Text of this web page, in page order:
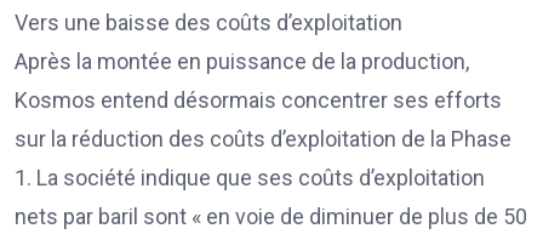
Vers une baisse des coûts d’exploitation
Après la montée en puissance de la production,
Kosmos entend désormais concentrer ses efforts
sur la réduction des coûts d’exploitation de la Phase
1. La société indique que ses coûts d’exploitation
nets par baril sont « en voie de diminuer de plus de 50